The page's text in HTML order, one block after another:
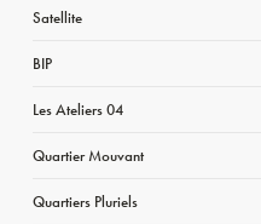
Satellite
BIP
Les Ateliers 04
Quartier Mouvant
Quartiers Pluriels